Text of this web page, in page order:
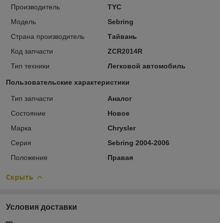
Производитель
TYC
Модель
Sebring
Страна производитель
Тайвань
Код запчасти
ZCR2014R
Тип техники
Легковой автомобиль
Пользовательские характеристики
Тип запчасти
Аналог
Состояние
Новое
Марка
Chrysler
Серия
Sebring 2004-2006
Положение
Правая
Скрыть
Условия доставки